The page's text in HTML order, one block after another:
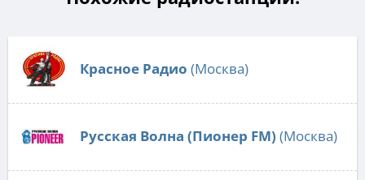
Красное Радио (Москва)
Русская Волна (Пионер FM) (Москва)